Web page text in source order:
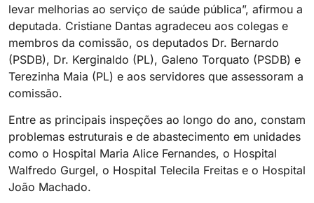
levar melhorias ao serviço de saúde pública”, afirmou a
deputada. Cristiane Dantas agradeceu aos colegas e
membros da comissão, os deputados Dr. Bernardo
(PSDB), Dr. Kerginaldo (PL), Galeno Torquato (PSDB) e
Terezinha Maia (PL) e aos servidores que assessoram a
comissão.
Entre as principais inspeções ao longo do ano, constam
problemas estruturais e de abastecimento em unidades
como o Hospital Maria Alice Fernandes, o Hospital
Walfredo Gurgel, o Hospital Telecila Freitas e o Hospital
João Machado.